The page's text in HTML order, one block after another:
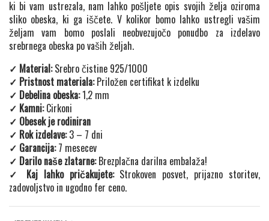
ki bi vam ustrezala, nam lahko pošljete opis svojih želja oziroma
sliko obeska, ki ga iščete. V kolikor bomo lahko ustregli vašim
željam vam bomo poslali neobvezujočo ponudbo za izdelavo
srebrnega obeska po vaših željah.
✓ Material:Srebro čistine 925/1000
✓ Pristnost materiala:Priložen certifikat k izdelku
✓ Debelina obeska:1,2 mm
✓ Kamni:Cirkoni
✓ Obesek je rodiniran
✓ Rok izdelave:3 – 7 dni
✓ Garancija:7 mesecev
✓ Darilo naše zlatarne:Brezplačna darilna embalaža!
✓ Kaj lahko pričakujete:Strokoven posvet, prijazno storitev,
zadovoljstvo in ugodno fer ceno.